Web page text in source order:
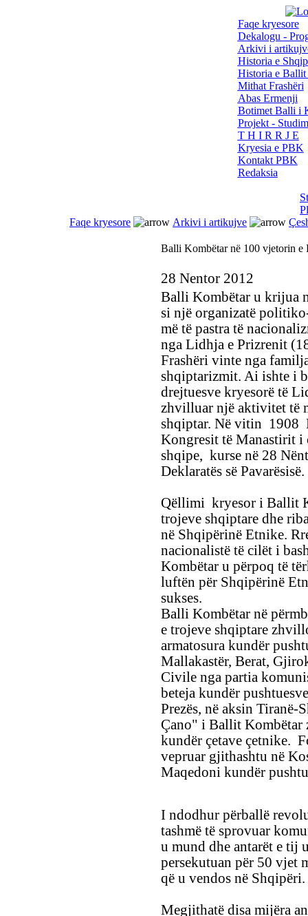
Faqe kryesore
Dekalogu -
Arkivi i
Historia e
Historia e Ballit
Mithat Frashëri
Abas Ermenji
Botimet Balli i
Projekt -
T H I R R J E
Kryesia e PBK
Kontakt PBK
Redaksia
Faqe kryesore
Arkivi i artikujve
Balli Kombëtar në 100 vjetorin e
28 Nentor 2012
Balli Kombëtar u krijua
si një organizatë
më të pastra të
nga Lidhja e Prizrenit
Frashëri vinte nga
shqiptarizmit. Ai ishte i
drejtuesve kryesorë të
zhvilluar një aktivitet të
shqiptar. Në vitin 1908
Kongresit të Manastirit
shqipe, kurse në 28
Deklaratës së Pavarësisë.
Qëllimi kryesor i Ballit
trojeve shqiptare dhe
në Shqipërinë Etnike.
nacionalistë të cilët i
Kombëtar u përpoq të
luftën për Shqipërinë
sukses.
Balli Kombëtar në
e trojeve shqiptare
armatosura kundër
Mallakastër, Berat,
Civile nga partia
beteja kundër
Prezës, në aksin
Çano" i Ballit Kombëtar
kundër çetave çetnike.
vepruar gjithashtu në
Maqedoni kundër
I ndodhur përballë
tashmë të sprovuar
u mund dhe antarët e tij
persekutuan për 50 vjet
që u vendos në Shqipëri.
Megjithatë disa mijëra